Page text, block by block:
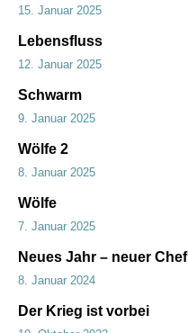
15. Januar 2025
Lebensfluss
12. Januar 2025
Schwarm
9. Januar 2025
Wölfe 2
8. Januar 2025
Wölfe
7. Januar 2025
Neues Jahr – neuer Chef
8. Januar 2024
Der Krieg ist vorbei